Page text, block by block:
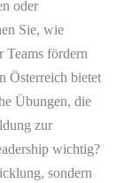
oder
Sie, wie
Teams fördern
Österreich bietet
Übungen, die
zur
wichtig?
sondern